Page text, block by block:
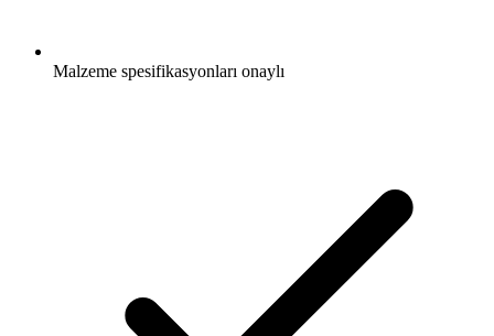
Malzeme spesifikasyonları onaylı